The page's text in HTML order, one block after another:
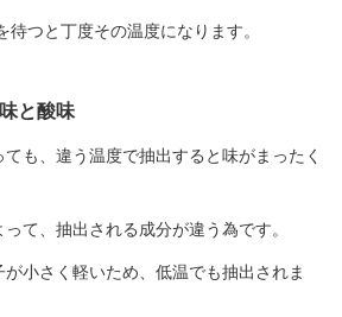
つと丁度その温度になります。
と酸味
も、違う温度で抽出すると味がまったく
て、抽出される成分が違う為です。
が小さく軽いため、低温でも抽出されま